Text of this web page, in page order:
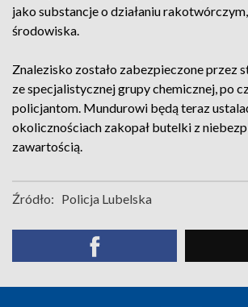
jako substancje o działaniu
środowiska.
Znalezisko zostało zabezpieczone przez
ze specjalistycznej grupy chemicznej, po
policjantom. Mundurowi będą teraz
okolicznościach zakopał butelki z
zawartością.
Źródło: Policja Lubelska